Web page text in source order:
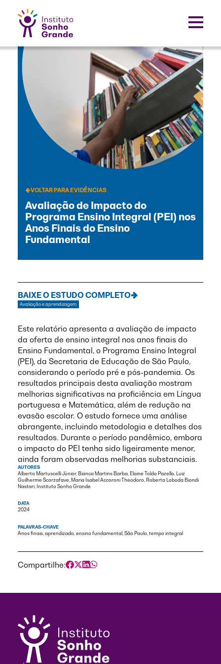
VOLTAR PARA EVIDÊNCIAS
Avaliação de Impacto do
Programa Ensino Integral (PEI) nos
Anos Finais do Ensino
Fundamental
BAIXE O ESTUDO COMPLETO
Avaliação e aprendizagem
Este relatório apresenta a avaliação de impacto
da oferta de ensino integral nos anos finais do
Ensino Fundamental, o Programa Ensino Integral
(PEI), da Secretaria de Educação de São Paulo,
considerando o período pré e pós-pandemia. Os
resultados principais desta avaliação mostram
melhorias significativas na proficiência em Língua
portuguesa e Matemática, além de redução na
evasão escolar. O estudo fornece uma análise
abrangente, incluindo metodologia e detalhes dos
resultados. Durante o período pandêmico, embora
o impacto do PEI tenha sido ligeiramente menor,
ainda foram observadas melhorias substanciais.
AUTORES
Alberto Martuscelli Júnior, Bianca Martins Barba, Elaine Toldo Pazello, Luiz
Guilherme Scorzafave, Maria Isabel Accoroni Theodoro, Roberta Loboda Biondi
Nastari, Instituto Sonho Grande
DATA
2024
PALAVRAS-CHAVE
Anos finais, aprendizado, ensino fundamental, São Paulo, tempo integral
Compartilhe: